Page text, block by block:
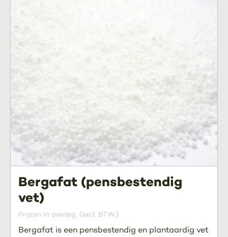
Bergafat (pensbestendig
vet)
Prijzen in overleg. (excl. BTW.)
Bergafat is een pensbestendig en plantaardig vet